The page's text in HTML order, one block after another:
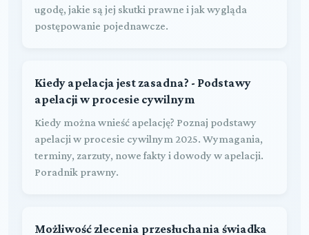
ugodę, jakie są jej skutki prawne i jak wygląda
postępowanie pojednawcze.
Kiedy apelacja jest zasadna? - Podstawy
apelacji w procesie cywilnym
Kiedy można wnieść apelację? Poznaj podstawy
apelacji w procesie cywilnym 2025. Wymagania,
terminy, zarzuty, nowe fakty i dowody w apelacji.
Poradnik prawny.
Możliwość zlecenia przesłuchania świadka